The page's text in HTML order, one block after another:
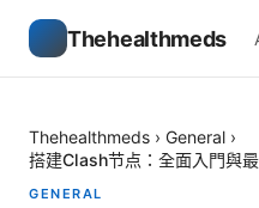
Thehealthmeds
Thehealthmeds › General ›
搭建Clash节点：全面入門與
GENERAL